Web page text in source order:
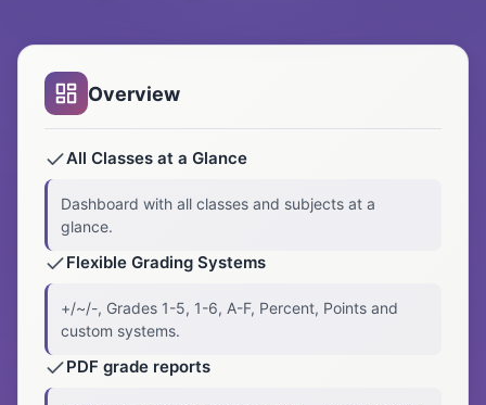
Overview
All Classes at a Glance
Dashboard with all classes and subjects at a
glance.
Flexible Grading Systems
+/~/-, Grades 1-5, 1-6, A-F, Percent, Points and
custom systems.
PDF grade reports